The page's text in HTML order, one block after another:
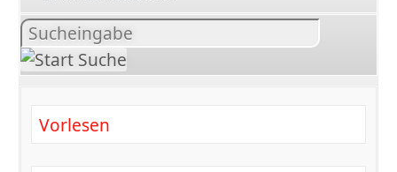
Inhalt
suchen
Vorlesen